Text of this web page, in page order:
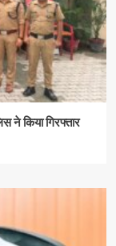
ने किया गिरफ्तार